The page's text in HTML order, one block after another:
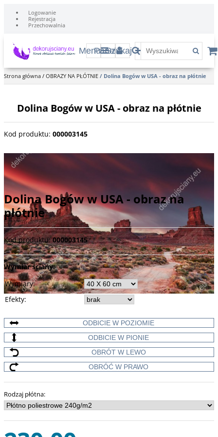
Logowanie
Rejestracja
Przechowalnia
MenuPanelSzukaj
Strona główna / OBRAZY NA PŁÓTNIE / Dolina Bogów w USA - obraz na płótnie
Dolina Bogów w USA - obraz na płótnie
Kod produktu: 000003145
Góry o czerwonej barwie zwane Doliną Bogów w stanie Utah w
Ameryce.
Dolina Bogów w USA - obraz na
płótnie
Kod produktu: 000003145
Wymiar ściany:
Wymiary:
Efekty:
ODBICIE W POZIOMIE
ODBICIE W PIONIE
OBRÓT W LEWO
OBRÓĆ W PRAWO
Rodzaj płótna: